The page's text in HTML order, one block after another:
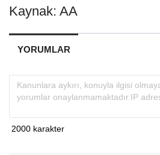
Kaynak: AA
YORUMLAR